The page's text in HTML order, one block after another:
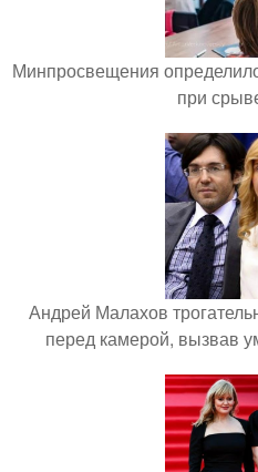
Минпросвещения
при
Андрей Малахов
перед камерой, вызвав